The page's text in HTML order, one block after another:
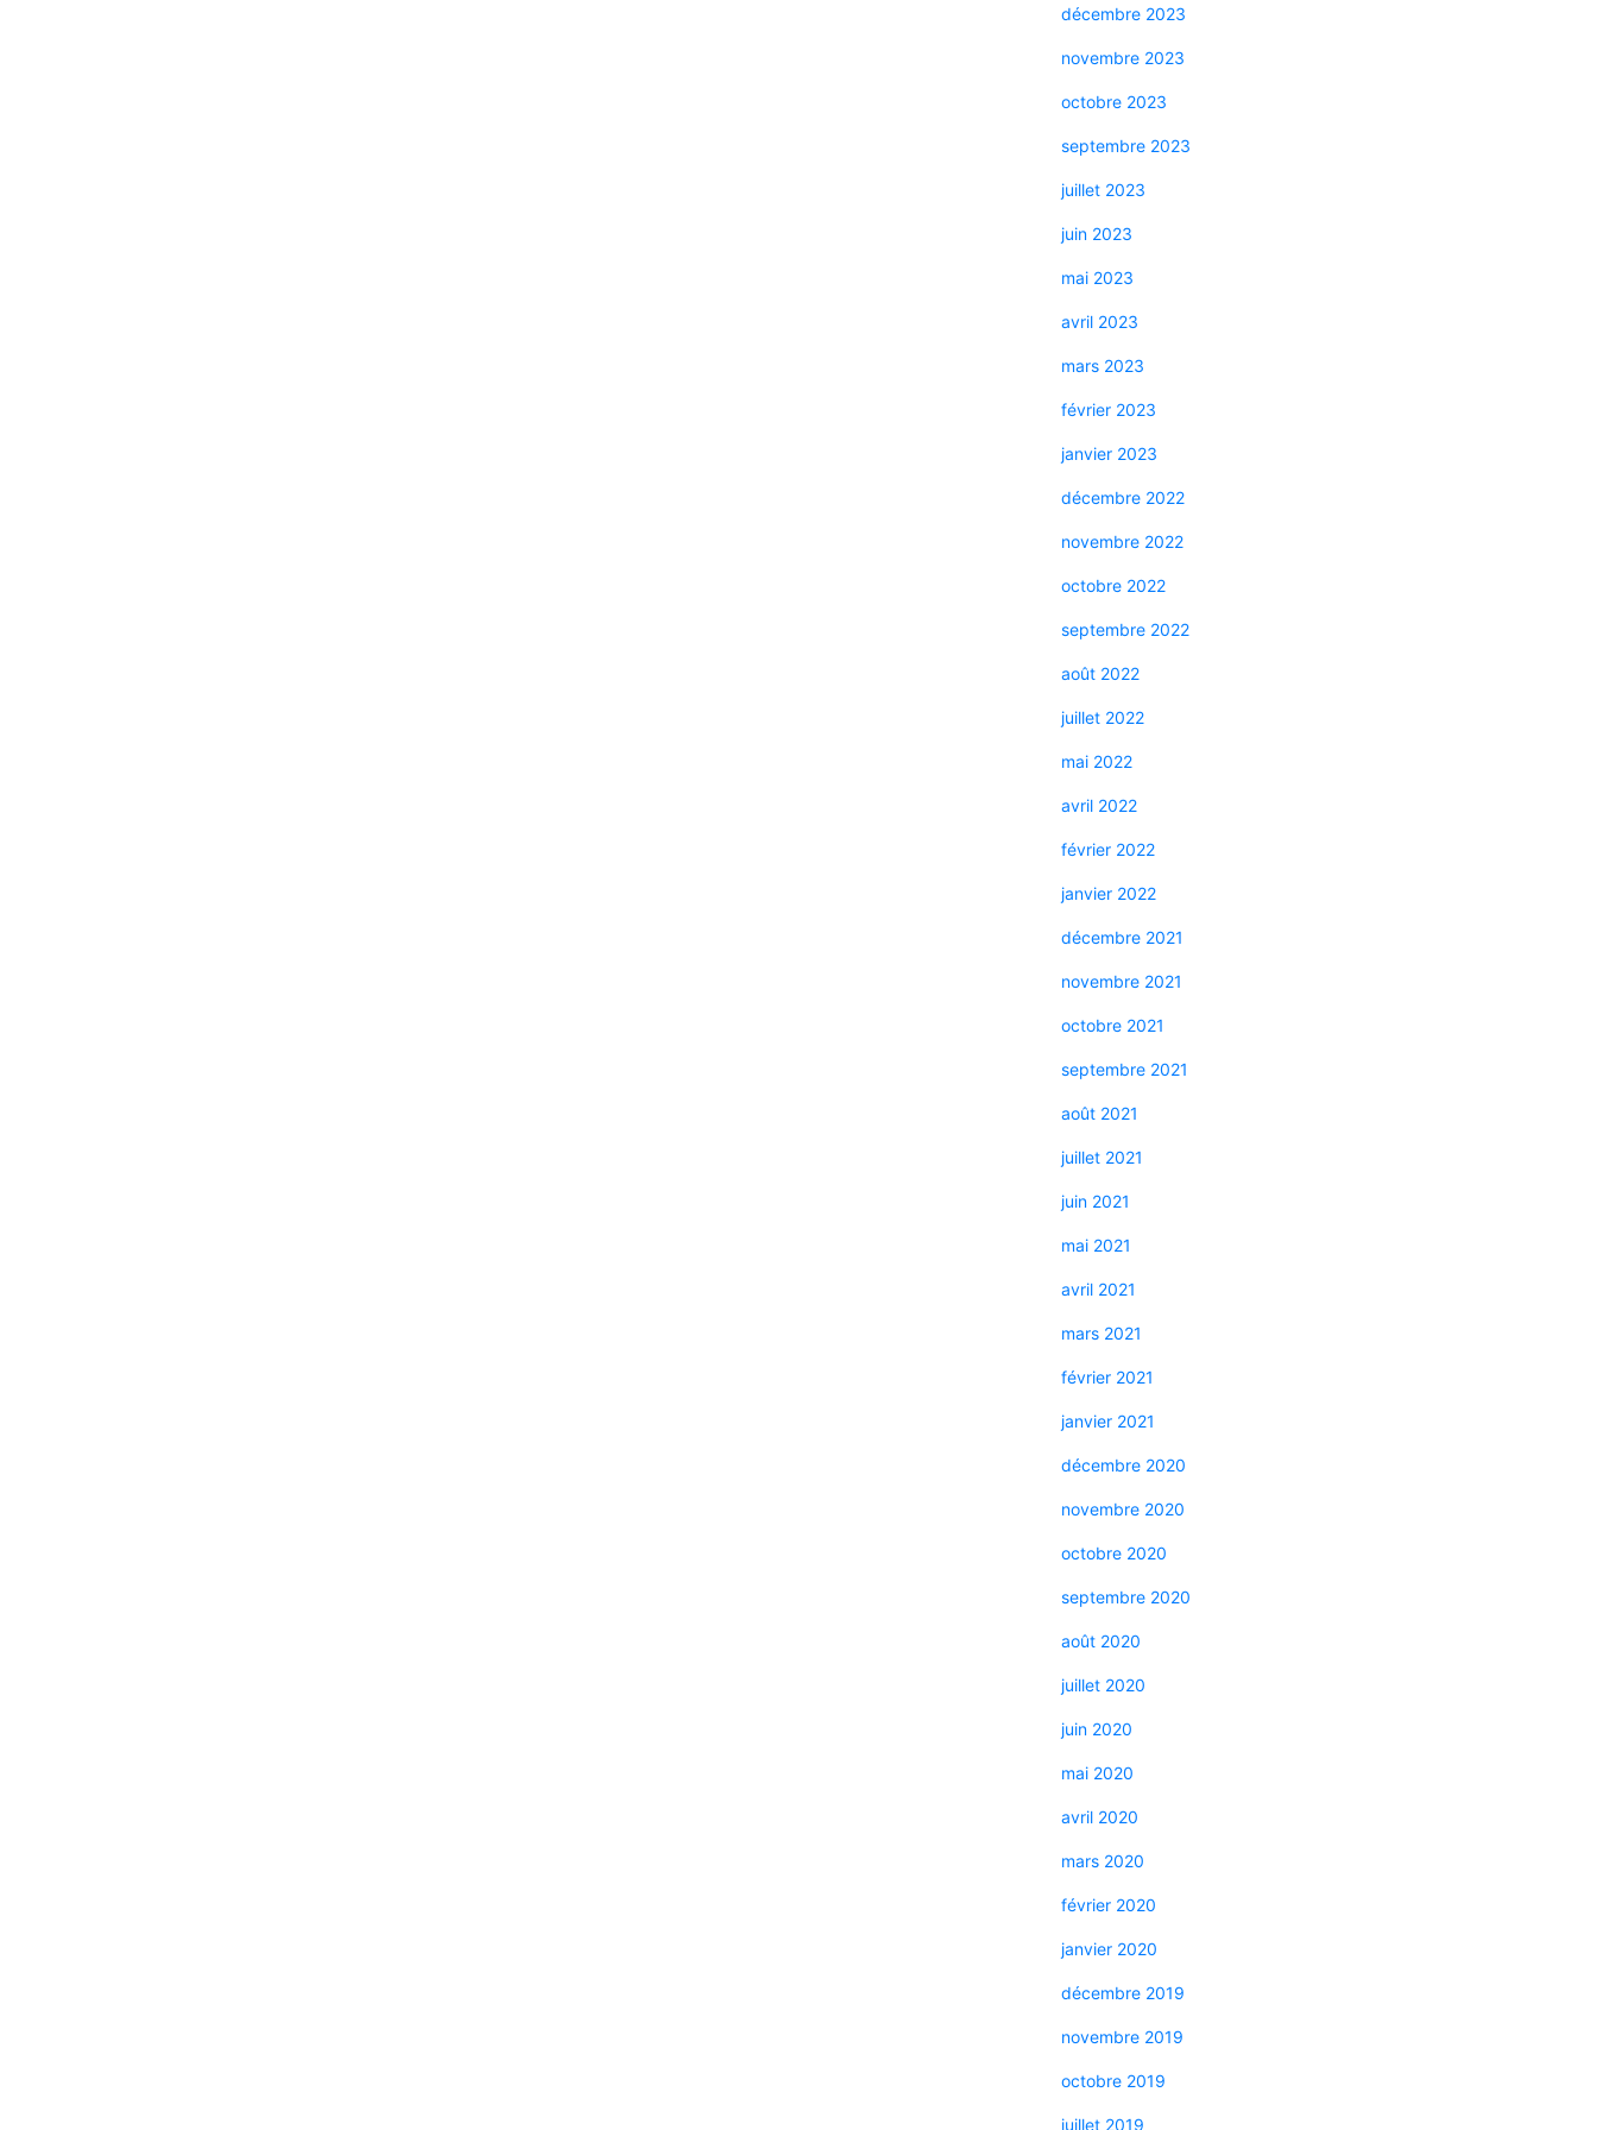
décembre 2023
novembre 2023
octobre 2023
septembre 2023
juillet 2023
juin 2023
mai 2023
avril 2023
mars 2023
février 2023
janvier 2023
décembre 2022
novembre 2022
octobre 2022
septembre 2022
août 2022
juillet 2022
mai 2022
avril 2022
février 2022
janvier 2022
décembre 2021
novembre 2021
octobre 2021
septembre 2021
août 2021
juillet 2021
juin 2021
mai 2021
avril 2021
mars 2021
février 2021
janvier 2021
décembre 2020
novembre 2020
octobre 2020
septembre 2020
août 2020
juillet 2020
juin 2020
mai 2020
avril 2020
mars 2020
février 2020
janvier 2020
décembre 2019
novembre 2019
octobre 2019
juillet 2019